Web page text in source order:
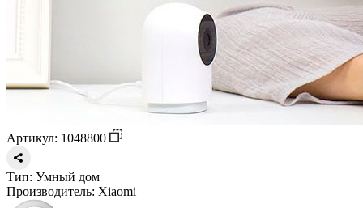
Артикул: 1048800
Тип: Умный дом
Производитель: Xiaomi